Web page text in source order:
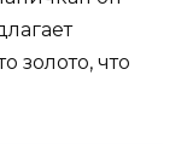
золото, что